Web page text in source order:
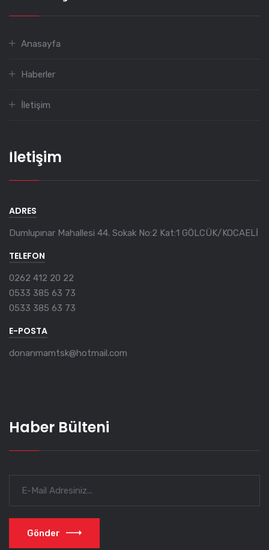
Anasayfa
Haberler
İletişim
İletişim
ADRES
Dumlupınar Mahallesi 44. Sokak No:2 Kat:1 GÖLCÜK/KOCAELİ
TELEFON
0262 412 20 22
0533 385 63 73
0533 385 63 73
E-POSTA
donanmamtsk@hotmail.com
Haber Bülteni
Gönder